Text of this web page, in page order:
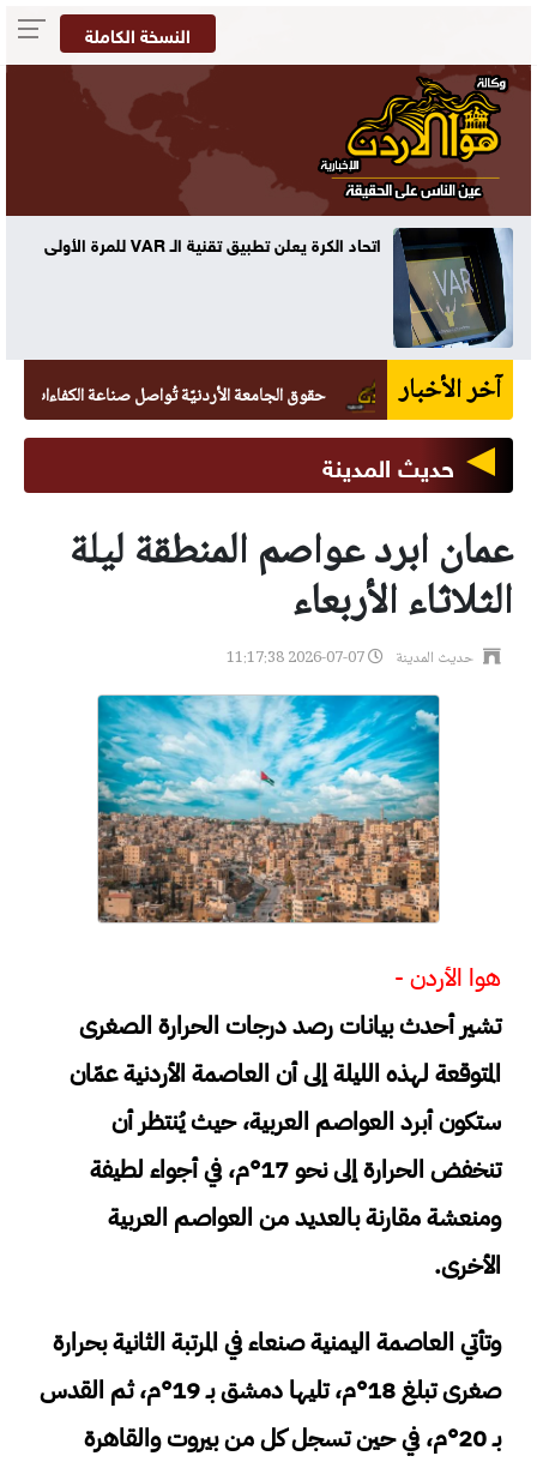
النسخة الكاملة
اتحاد الكرة يعلن تطبيق تقنية الـ VAR للمرة الأولى
آخر الأخبار حقوق الجامعة الأردنيّة تُواصل صناعة الكفاءات القانونيّة بتخريج 265
حديث المدينة
عمان ابرد عواصم المنطقة ليلة
الثلاثاء الأربعاء
حديث المدينة
هوا الأردن -
تشير أحدث بيانات رصد درجات الحرارة الصغرى
المتوقعة لهذه الليلة إلى أن العاصمة الأردنية عمّان
ستكون أبرد العواصم العربية، حيث يُنتظر أن
تنخفض الحرارة إلى نحو 17°م، في أجواء لطيفة
ومنعشة مقارنة بالعديد من العواصم العربية
الأخرى.
وتأتي العاصمة اليمنية صنعاء في المرتبة الثانية بحرارة
صغرى تبلغ 18°م، تليها دمشق بـ 19°م، ثم القدس
بـ 20°م، في حين تسجل كل من بيروت والقاهرة